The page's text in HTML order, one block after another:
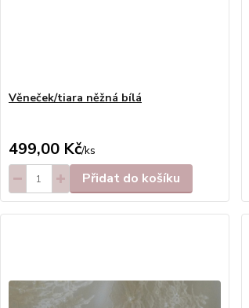
Věneček/tiara něžná bílá
499,00 Kč/ks
Přidat do košíku